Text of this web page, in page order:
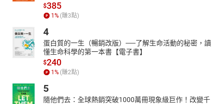
$385
1 % (賺3點)
4
蛋白質的一生（暢銷改版）──了解生命活動的秘密，讀
懂生命科學的第一本書【電子書】
$240
1 % (賺2點)
5
隨他們去：全球熱銷突破1000萬冊現象級巨作！改變千